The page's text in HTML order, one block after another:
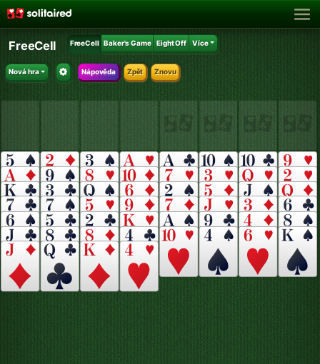
FreeCell FreeCell Baker's Game Eight Off Více
Nová hra Nápověda Zpět Znovu